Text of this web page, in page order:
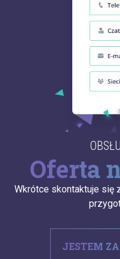
Oferta
Wkrótce skontaktuje się
JESTEM